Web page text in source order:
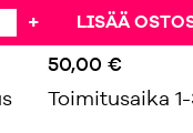
+ LISÄÄ
50,00 €
Toimitusaika